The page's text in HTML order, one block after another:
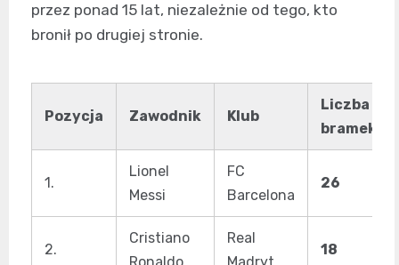
przez ponad 15 lat, niezależnie od tego, kto
bronił po drugiej stronie.
Pozycja Zawodnik Klub
Liczba
bramek
1.
Lionel
Messi
FC
Barcelona
26
2.
Cristiano
Real
18